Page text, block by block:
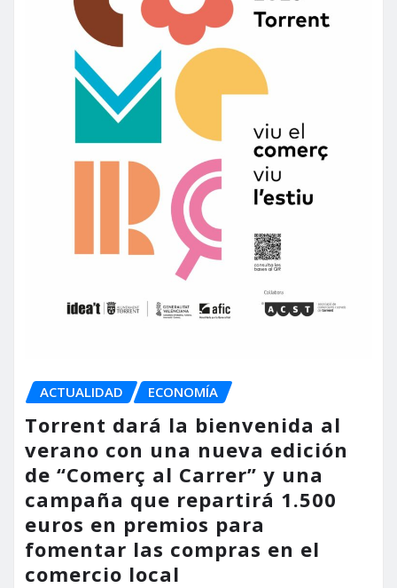
ACTUALIDAD ECONOMÍA
Torrent dará la bienvenida al
verano con una nueva edición
de “Comerç al Carrer” y una
campaña que repartirá 1.500
euros en premios para
fomentar las compras en el
comercio local